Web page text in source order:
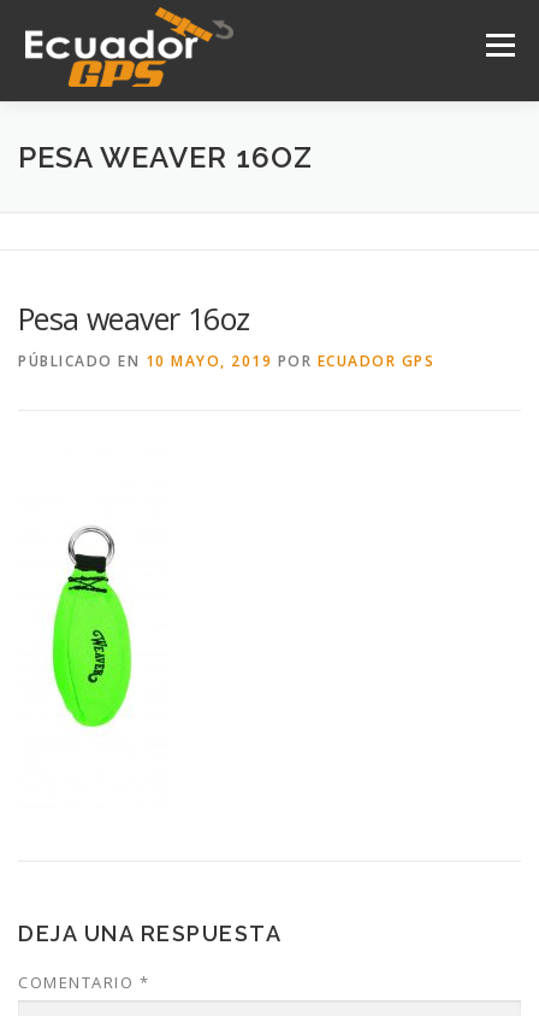
contenido
Menú
INICIO NOSOTROS
PESA WEAVER 16OZ
Pesa weaver 16oz
PÚBLICADO EN 10 MAYO, 2019 POR ECUADOR GPS
DEJA UNA RESPUESTA
COMENTARIO *